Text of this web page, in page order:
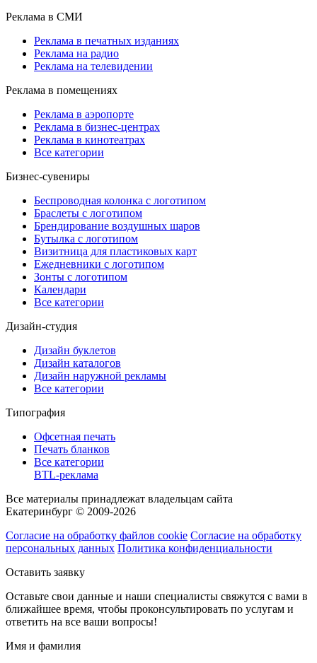
Реклама в СМИ
Реклама в печатных изданиях
Реклама на радио
Реклама на телевидении
Реклама в помещениях
Реклама в аэропорте
Реклама в бизнес-центрах
Реклама в кинотеатрах
Все категории
Бизнес-сувениры
Беспроводная колонка с логотипом
Браслеты с логотипом
Брендирование воздушных шаров
Бутылка с логотипом
Визитница для пластиковых карт
Ежедневники с логотипом
Зонты с логотипом
Календари
Все категории
Дизайн-студия
Дизайн буклетов
Дизайн каталогов
Дизайн наружной рекламы
Все категории
Типография
Офсетная печать
Печать бланков
Все категории
BTL-реклама
Все материалы принадлежат владельцам сайта
Екатеринбург © 2009-2026
Согласие на обработку файлов cookie Согласие на обработку
персональных данных Политика конфиденциальности
Оставить заявку
Оставьте свои данные и наши специалисты свяжутся с вами в
ближайшее время, чтобы проконсультировать по услугам и
ответить на все ваши вопросы!
Имя и фамилия